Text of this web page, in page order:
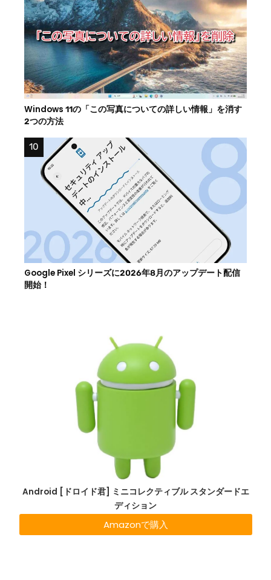
Windows 11の「この写真についての詳しい情報」を消す
2つの方法
Google Pixel シリーズに2026年8月のアップデート配信
開始！
Android [ドロイド君] ミニコレクティブル スタンダードエ
ディション
Amazonで購入